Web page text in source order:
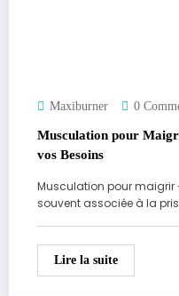
Maxiburner 0
Musculation pour
vos Besoins
Musculation pour
souvent associée à la
Lire la suite